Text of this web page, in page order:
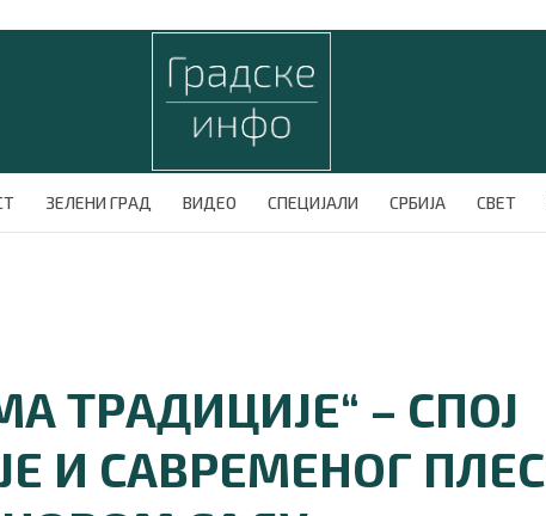
ЗЕЛЕНИ ГРАД ВИДЕО СПЕЦИЈАЛИ СРБИЈА СВЕТ
ТРАДИЦИЈЕ“ – СПОЈ
И САВРЕМЕНОГ